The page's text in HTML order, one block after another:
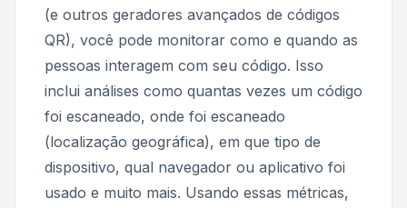
(e outros geradores avançados de códigos
QR), você pode monitorar como e quando as
pessoas interagem com seu código. Isso
inclui análises como quantas vezes um código
foi escaneado, onde foi escaneado
(localização geográfica), em que tipo de
dispositivo, qual navegador ou aplicativo foi
usado e muito mais. Usando essas métricas,